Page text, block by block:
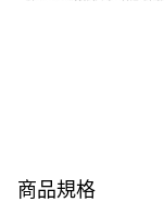
商品規格